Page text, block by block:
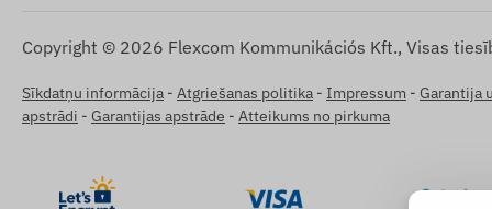
Copyright © 2026 Flexcom Kommunikációs Kft., Visas
Sīkdatņu informācija - Atgriešanas politika - Impressum - Garantija
apstrādi - Garantijas apstrāde - Atteikums no pirkuma